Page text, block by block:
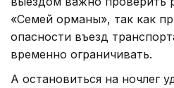
«Семей орманы», так как
опасности въезд
временно ограничивать.
А остановиться на ночлег